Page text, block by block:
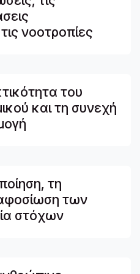
νοοτροπίες
του
και τη συνεχή
τη
των
στόχων